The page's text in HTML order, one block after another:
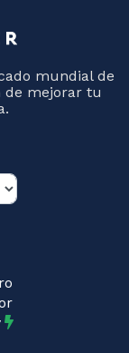
mundial de
de mejorar tu